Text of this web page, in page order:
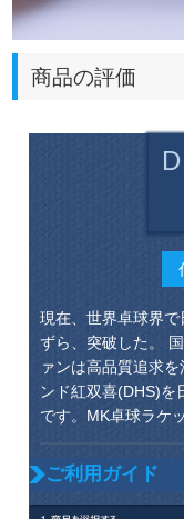
商品の評価
現在、世界卓球界
ずら、突破した。
ァンは高品質追求
ンド紅双喜(DHS)を
です。MK卓球ラケ
ご利用ガイド